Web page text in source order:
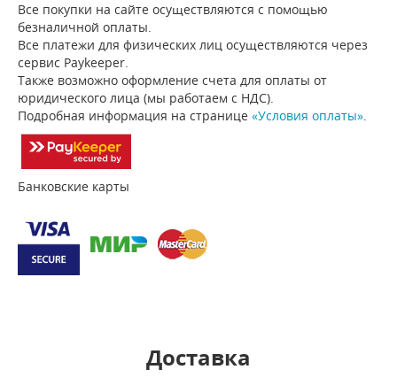
Все покупки на сайте осуществляются с помощью
безналичной оплаты.
Все платежи для физических лиц осуществляются через
сервис Paykeeper.
Также возможно оформление счета для оплаты от
юридического лица (мы работаем с НДС).
Подробная информация на странице «Условия оплаты».
Банковские карты
Доставка